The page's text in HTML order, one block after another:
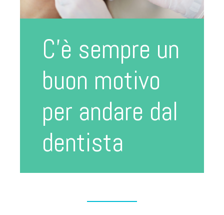
C’è sempre un
buon motivo
per andare dal
dentista